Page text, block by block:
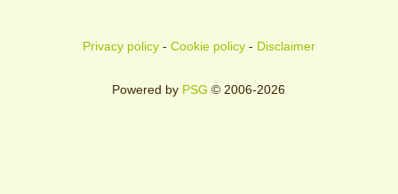
Privacy policy- Cookie policy- Disclaimer
Powered by PSG © 2006-2026